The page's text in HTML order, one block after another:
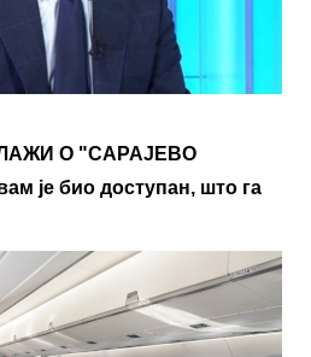
О "САРАЈЕВО
је био доступан, што га